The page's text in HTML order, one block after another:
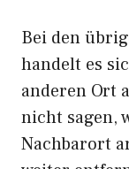
Bei den
handelt es
anderen Ort
nicht sagen,
Nachbarort